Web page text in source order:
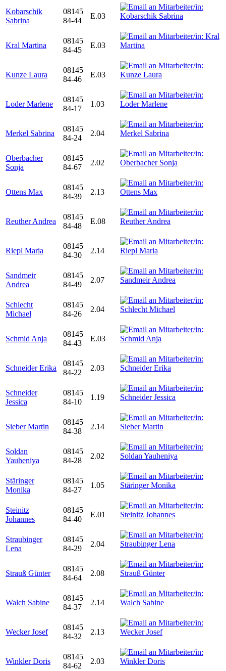
Kobarschik
Sabrina
08145
84-44
E.03
Kral Martina
08145
84-45
E.03
Kunze Laura
08145
84-46
E.03
Loder Marlene
08145
84-17
1.03
Merkel Sabrina
08145
84-24
2.04
Oberbacher
Sonja
08145
84-67
2.02
Ottens Max
08145
84-39
2.13
Reuther Andrea
08145
84-48
E.08
Riepl Maria
08145
84-30
2.14
Sandmeir
Andrea
08145
84-49
2.07
Schlecht
Michael
08145
84-26
2.04
Schmid Anja
08145
84-43
E.03
Schneider Erika
08145
84-22
2.03
Schneider
Jessica
08145
84-10
1.19
Sieber Martin
08145
84-38
2.14
Soldan
Yauheniya
08145
84-28
2.02
Stäringer
Monika
08145
84-27
1.05
Steinitz
Johannes
08145
84-40
E.01
Straubinger
Lena
08145
84-29
2.04
Strauß Günter
08145
84-64
2.08
Walch Sabine
08145
84-37
2.14
Wecker Josef
08145
84-32
2.13
Winkler Doris
08145
84-62
2.03